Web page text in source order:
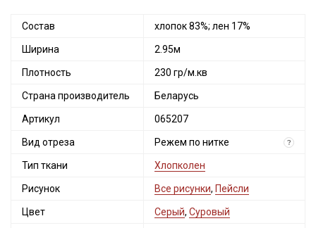
Состав хлопок 83%; лен 17%
Ширина 2.95м
Плотность 230 гр/м.кв
Страна производитель Беларусь
Артикул 065207
Вид отреза Режем по нитке ?
Тип ткани Хлопколен
Рисунок Все рисунки, Пейсли
Цвет Серый, Суровый